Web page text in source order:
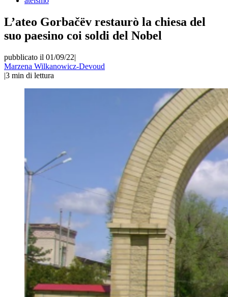
L’ateo Gorbačëv restaurò la chiesa del
suo paesino coi soldi del Nobel
pubblicato il 01/09/22|
Marzena Wilkanowicz-Devoud
|3 min di lettura